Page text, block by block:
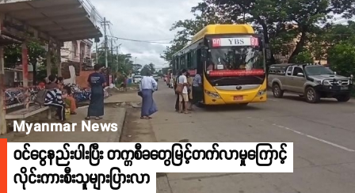
Myanmar News
ဝင်ငွေနည်းပါးပြီး တက္ကစီခတွေမြင့်တက်လာမှုကြောင့်
လိုင်းကားစီးသူများပြားလာ